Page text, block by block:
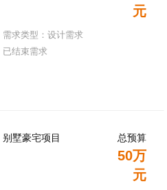
元
需求类型：设计需求
已结束需求
别墅豪宅项目 总预算
50万
元